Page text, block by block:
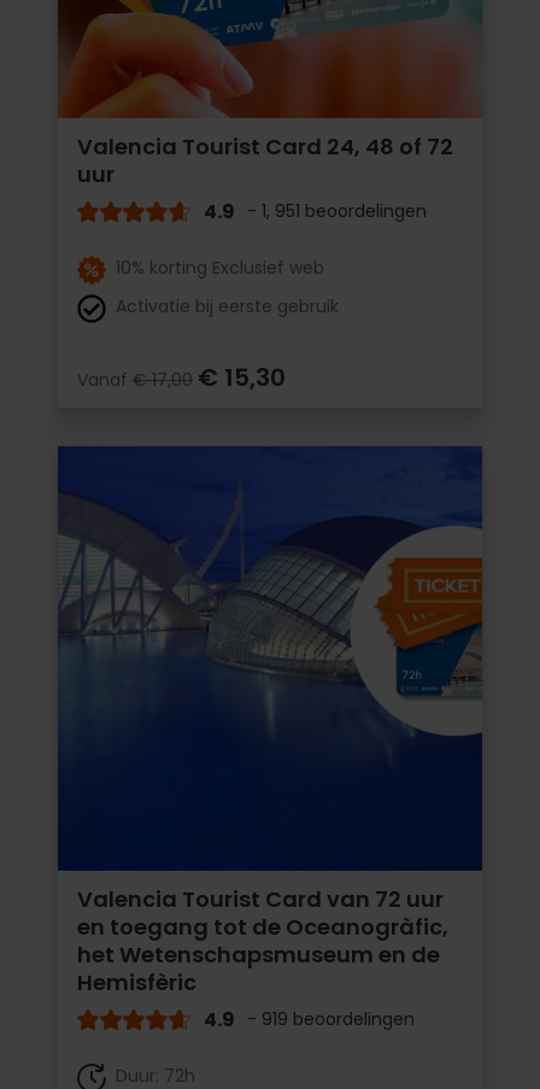
Valencia Tourist Card 24, 48 of 72
uur
4.9 - 1, 951 beoordelingen
10% korting Exclusief web
Activatie bij eerste gebruik
Vanaf € 17,00 € 15,30
Valencia Tourist Card van 72 uur
en toegang tot de Oceanogràfic,
het Wetenschapsmuseum en de
Hemisfèric
4.9 - 919 beoordelingen
Duur: 72h